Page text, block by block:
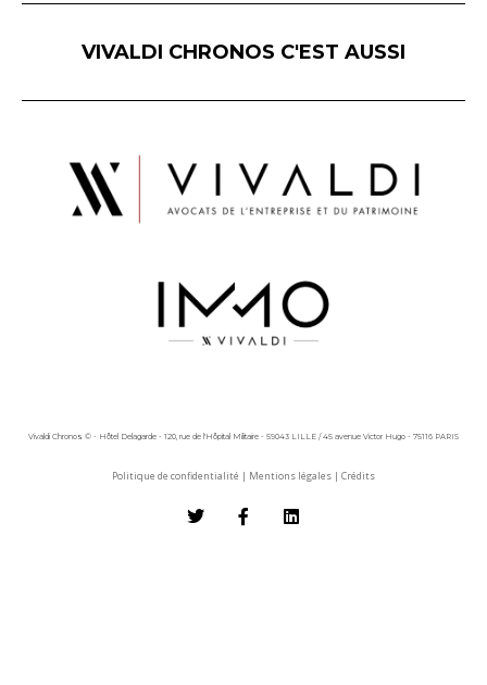
VIVALDI CHRONOS C'EST AUSSI
Vivaldi Chronos © - Hôtel Delagarde - 120, rue de l'Hôpital Militaire - 59043 LILLE / 45 avenue Victor Hugo - 75116 PARIS
Politique de confidentialité | Mentions légales | Crédits